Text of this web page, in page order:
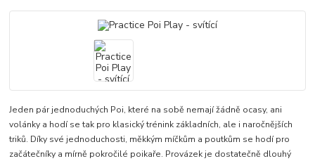
Jeden pár jednoduchých Poi, které na sobě nemají žádně ocasy, ani
volánky a hodí se tak pro klasický trénink základních, ale i naročnějších
triků. Díky své jednoduchosti, měkkým míčkům a poutkům se hodí pro
začátečníky a mírně pokročilé poikaře. Provázek je dostatečně dlouhý